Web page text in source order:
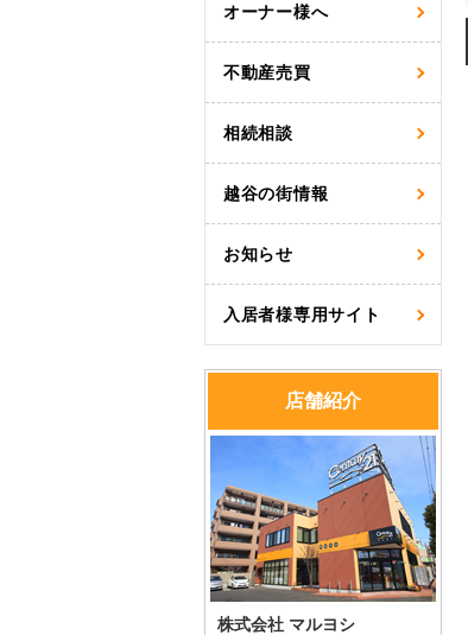
オーナー様へ
不動産売買
相続相談
越谷の街情報
お知らせ
入居者様専用サイト
店舗紹介
株式会社 マルヨシ